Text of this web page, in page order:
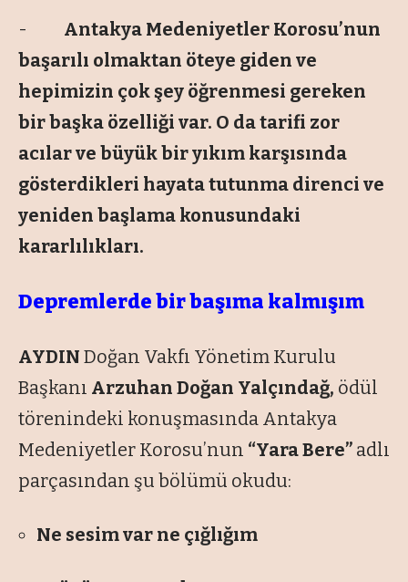
- Antakya Medeniyetler Korosu’nun
başarılı olmaktan öteye giden ve
hepimizin çok şey öğrenmesi gereken
bir başka özelliği var. O da tarifi zor
acılar ve büyük bir yıkım karşısında
gösterdikleri hayata tutunma direnci ve
yeniden başlama konusundaki
kararlılıkları.
Depremlerde bir başıma kalmışım
AYDIN Doğan Vakfı Yönetim Kurulu
Başkanı Arzuhan Doğan Yalçındağ, ödül
törenindeki konuşmasında Antakya
Medeniyetler Korosu’nun “Yara Bere” adlı
parçasından şu bölümü okudu:
Ne sesim var ne çığlığım